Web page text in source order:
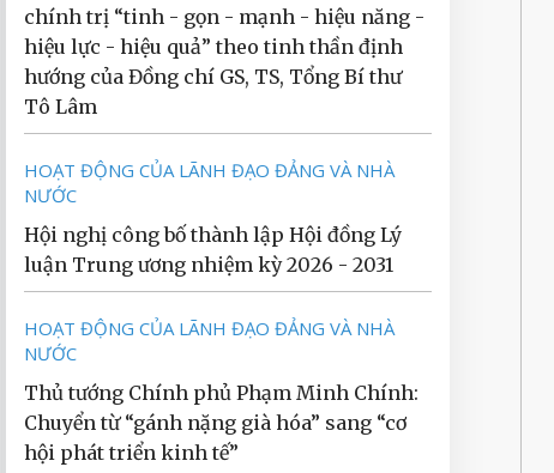
chính trị “tinh - gọn - mạnh - hiệu năng -
hiệu lực - hiệu quả” theo tinh thần định
hướng của Đồng chí GS, TS, Tổng Bí thư
Tô Lâm
HOẠT ĐỘNG CỦA LÃNH ĐẠO ĐẢNG VÀ NHÀ
NƯỚC
Hội nghị công bố thành lập Hội đồng Lý
luận Trung ương nhiệm kỳ 2026 - 2031
HOẠT ĐỘNG CỦA LÃNH ĐẠO ĐẢNG VÀ NHÀ
NƯỚC
Thủ tướng Chính phủ Phạm Minh Chính:
Chuyển từ “gánh nặng già hóa” sang “cơ
hội phát triển kinh tế”